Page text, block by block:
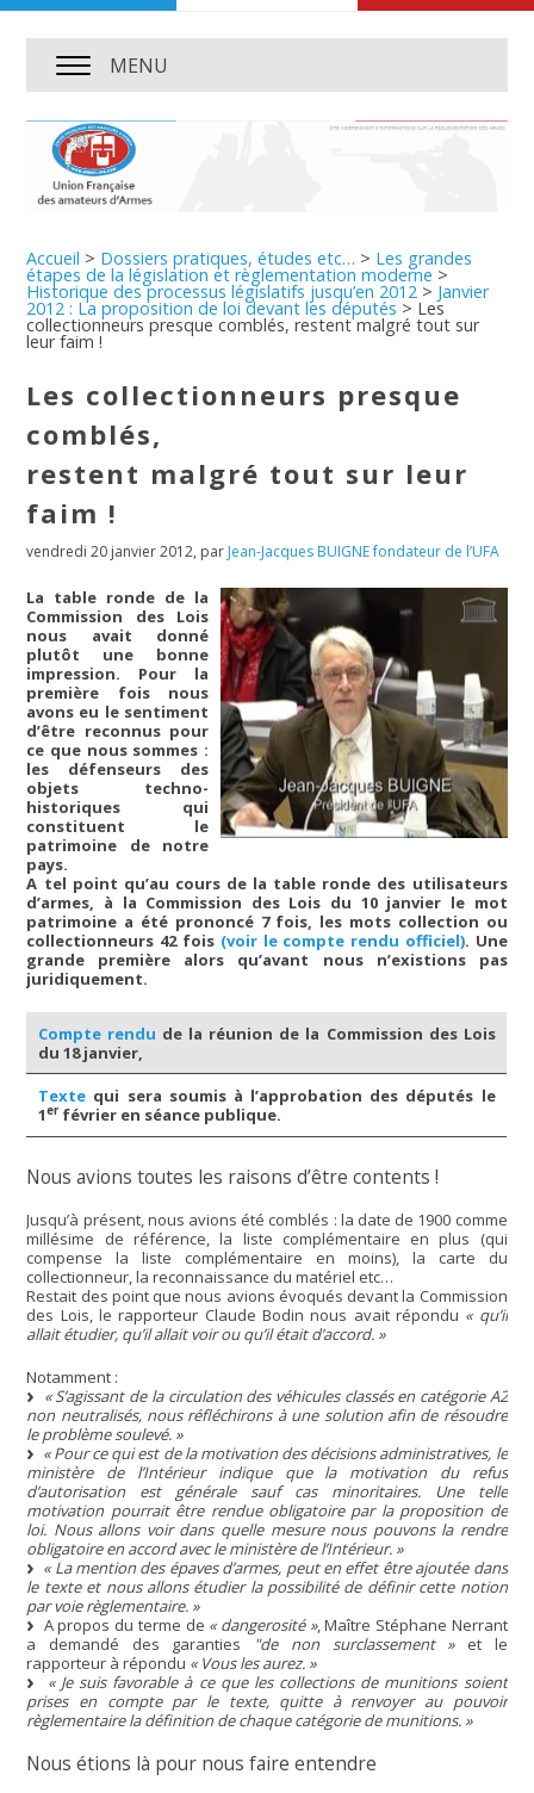
MENU
Accueil > Dossiers pratiques, études etc… > Les grandes
étapes de la législation et règlementation moderne >
Historique des processus législatifs jusqu’en 2012 > Janvier
2012 : La proposition de loi devant les députés > Les
collectionneurs presque comblés, restent malgré tout sur
leur faim !
Les collectionneurs presque
comblés,
restent malgré tout sur leur
faim !
vendredi 20 janvier 2012, par Jean-Jacques BUIGNE fondateur de l’UFA
La table ronde de la
Commission des Lois
nous avait donné
plutôt une bonne
impression. Pour la
première fois nous
avons eu le sentiment
d’être reconnus pour
ce que nous sommes :
les défenseurs des
objets techno-
historiques qui
constituent le
patrimoine de notre
pays.
A tel point qu’au cours de la table ronde des utilisateurs
d’armes, à la Commission des Lois du 10 janvier le mot
patrimoine a été prononcé 7 fois, les mots collection ou
collectionneurs 42 fois (voir le compte rendu officiel). Une
grande première alors qu’avant nous n’existions pas
juridiquement.
Compte rendu de la réunion de la Commission des Lois
du 18 janvier,
Texte qui sera soumis à l’approbation des députés le
1er février en séance publique.
Nous avions toutes les raisons d’être contents !
Jusqu’à présent, nous avions été comblés : la date de 1900 comme
millésime de référence, la liste complémentaire en plus (qui
compense la liste complémentaire en moins), la carte du
collectionneur, la reconnaissance du matériel etc…
Restait des point que nous avions évoqués devant la Commission
des Lois, le rapporteur Claude Bodin nous avait répondu « qu’il
allait étudier, qu’il allait voir ou qu’il était d’accord. »
Notamment :
« S’agissant de la circulation des véhicules classés en catégorie A2
non neutralisés, nous réfléchirons à une solution afin de résoudre
le problème soulevé. »
« Pour ce qui est de la motivation des décisions administratives, le
ministère de l’Intérieur indique que la motivation du refus
d’autorisation est générale sauf cas minoritaires. Une telle
motivation pourrait être rendue obligatoire par la proposition de
loi. Nous allons voir dans quelle mesure nous pouvons la rendre
obligatoire en accord avec le ministère de l’Intérieur. »
« La mention des épaves d’armes, peut en effet être ajoutée dans
le texte et nous allons étudier la possibilité de définir cette notion
par voie règlementaire. »
A propos du terme de « dangerosité », Maître Stéphane Nerrant
a demandé des garanties
"de non surclassement »et le
rapporteur à répondu « Vous les aurez. »
« Je suis favorable à ce que les collections de munitions soient
prises en compte par le texte, quitte à renvoyer au pouvoir
règlementaire la définition de chaque catégorie de munitions. »
Nous étions là pour nous faire entendre